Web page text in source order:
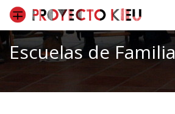
Escuelas de Familia